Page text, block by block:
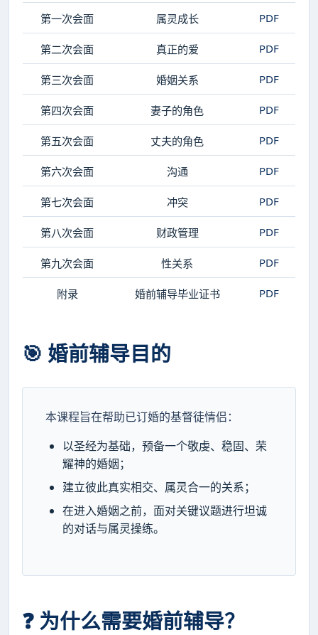
第一次会面 属灵成长 PDF
第二次会面 真正的爱 PDF
第三次会面 婚姻关系 PDF
第四次会面 妻子的角色 PDF
第五次会面 丈夫的角色 PDF
第六次会面 沟通 PDF
第七次会面 冲突 PDF
第八次会面 财政管理 PDF
第九次会面 性关系 PDF
附录 婚前辅导毕业证书 PDF
🎯 婚前辅导目的
本课程旨在帮助已订婚的基督徒情侣：
以圣经为基础，预备一个敬虔、稳固、荣
耀神的婚姻；
建立彼此真实相交、属灵合一的关系；
在进入婚姻之前，面对关键议题进行坦诚
的对话与属灵操练。
❓ 为什么需要婚前辅导？